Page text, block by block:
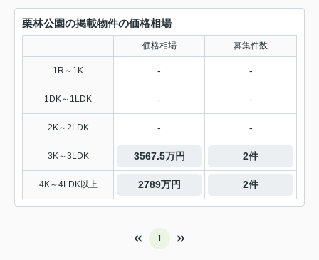
栗林公園の掲載物件の価格相場
価格相場 募集件数
1R～1K - -
1DK～1LDK - -
2K～2LDK - -
3K～3LDK 3567.5万円 2件
4K～4LDK以上 2789万円 2件
1